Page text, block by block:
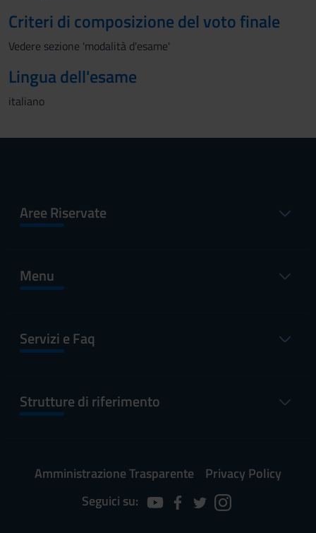
Criteri di composizione del voto finale
Vedere sezione 'modalità d'esame'
Lingua dell'esame
italiano
Aree Riservate
Menu
Servizi e Faq
Strutture di riferimento
Amministrazione Trasparente
Privacy Policy
Seguici su: